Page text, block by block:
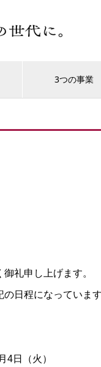
3つの事業
礼申し上げます。
日程になっていま
4日（火）